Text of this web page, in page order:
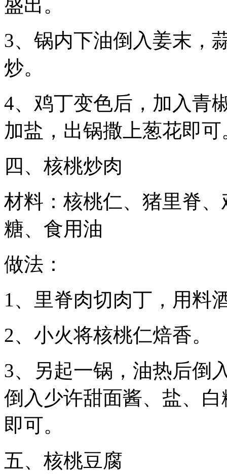
盛出。
3、锅内下油倒入姜末，
炒。
4、鸡丁变色后，加入青
加盐，出锅撒上葱花即可
四、核桃炒肉
材料：核桃仁、猪里脊
糖、食用油
做法：
1、里脊肉切肉丁，用料
2、小火将核桃仁焙香。
3、另起一锅，油热后倒
倒入少许甜面酱、盐、
即可。
五、核桃豆腐